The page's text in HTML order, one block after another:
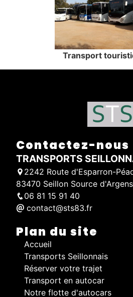
Transport
Contactez-nous
TRANSPORTS
2242 Route d'Esparron-
83470 Seillon Source d'Argens
06 81 15 91 40
contact@sts83.fr
Plan du site
Accueil
Transports Seillonnais
Réserver votre trajet
Transport en autocar
Notre flotte d'autocars